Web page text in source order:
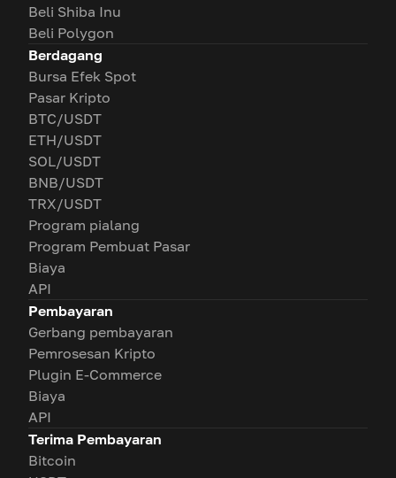
Beli Shiba Inu
Beli Polygon
Berdagang
Bursa Efek Spot
Pasar Kripto
BTC/USDT
ETH/USDT
SOL/USDT
BNB/USDT
TRX/USDT
Program pialang
Program Pembuat Pasar
Biaya
API
Pembayaran
Gerbang pembayaran
Pemrosesan Kripto
Plugin E-Commerce
Biaya
API
Terima Pembayaran
Bitcoin